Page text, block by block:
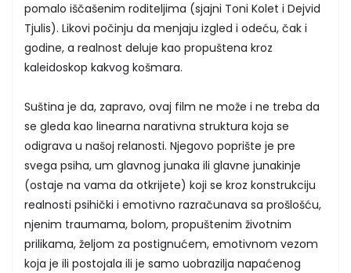
pomalo iščašenim roditeljima (sjajni Toni Kolet i Dejvid
Tjulis). Likovi počinju da menjaju izgled i odeću, čak i
godine, a realnost deluje kao propuštena kroz
kaleidoskop kakvog košmara.
Suština je da, zapravo, ovaj film ne može i ne treba da
se gleda kao linearna narativna struktura koja se
odigrava u našoj relanosti. Njegovo poprište je pre
svega psiha, um glavnog junaka ili glavne junakinje
(ostaje na vama da otkrijete) koji se kroz konstrukciju
realnosti psihički i emotivno razračunava sa prošlošću,
njenim traumama, bolom, propuštenim životnim
prilikama, željom za postignućem, emotivnom vezom
koja je ili postojala ili je samo uobrazilja napaćenog